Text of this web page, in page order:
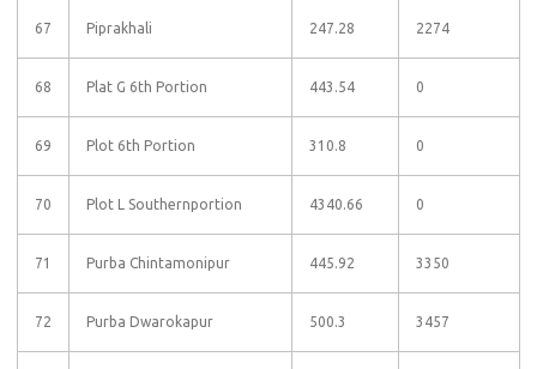
67 Piprakhali 247.28 2274
68 Plat G 6th Portion 443.54 0
69 Plot 6th Portion 310.8 0
70 Plot L Southernportion 4340.66 0
71 Purba Chintamonipur 445.92 3350
72 Purba Dwarokapur 500.3 3457